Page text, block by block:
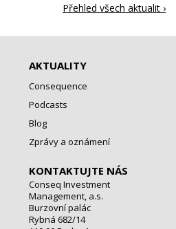
Přehled všech aktualit ›
AKTUALITY
Consequence
Podcasts
Blog
Zprávy a oznámení
KONTAKTUJTE NÁS
Conseq Investment
Management, a.s.
Burzovní palác
Rybná 682/14